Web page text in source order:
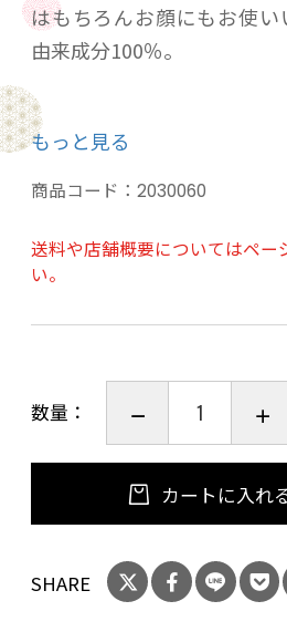
はもちろんお顔にもお使い
由来成分100％。
*1 海水（保湿成分）
*2 カミメボウキエキス（保
*3 トウキンセンカ花エキス
ブランド／QUON
使用の目安／開封後2～3カ
全成分表記／水【J】、ブド
油、海水、ホホバ種子油、
ュウミカン花水【J】、エ
セリン、カミメボウキエ
【JW】、ツバキ種子油【J
もっと見る
商品コード： 2030060
送料や店舗概要についてはペー
い。
数量：
カートに入れ
SHARE